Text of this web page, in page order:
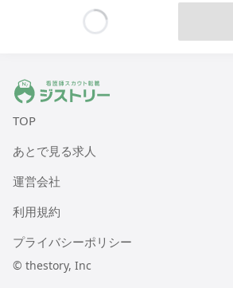
ALSOK介護 デイサービスセンター 遊
埼玉県志木市上宗岡3-6-36
埼玉県久喜市菖蒲町下栢間2362
ALSOK介護 介護付有料老人ホーム ア
埼玉県戸田市新曽南2-8-15
ALSOK介護 介護付有料老人ホーム ア
東京都板橋区三園1-32-2
ALSOK介護 デイサービスセンター 遊
東京都西東京市芝久保町2-13-32
ジストリー 看護師の転職マッチング
TOP
あとで見る求人
運営会社
利用規約
プライバシーポリシー
© thestory, Inc